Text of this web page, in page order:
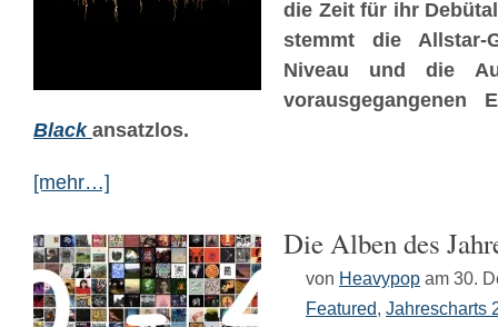
die Zeit für ihr
stemmt die
Niveau und die
vorausgegangenen
Black ansatzlos.
[mehr…]
Die Alben des
von Heavypop am 30.
Featured, Jahrescharts